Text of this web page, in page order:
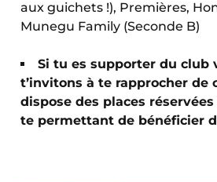
aux guichets !), Premières,
Munegu Family (Seconde B)
Si tu es supporter du club
t’invitons à te rapprocher de
dispose des places
te permettant de bénéficier